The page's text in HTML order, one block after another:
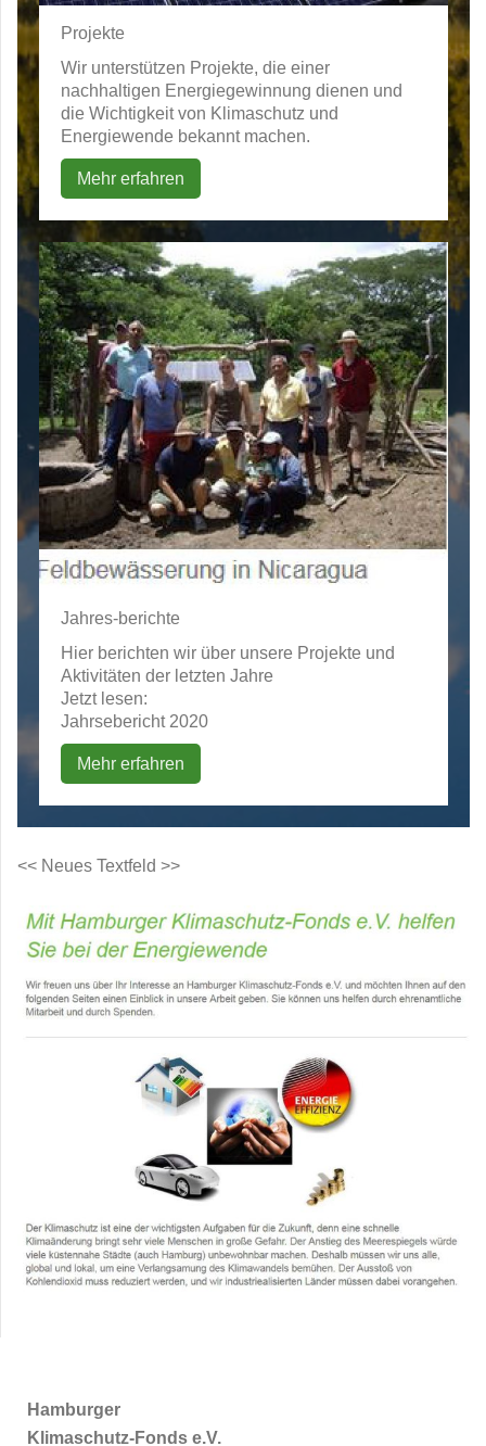
Projekte
Wir unterstützen Projekte, die einer
nachhaltigen Energiegewinnung dienen und
die Wichtigkeit von Klimaschutz und
Energiewende bekannt machen.
Mehr erfahren
Jahres-berichte
Hier berichten wir über unsere Projekte und
Aktivitäten der letzten Jahre
Jetzt lesen:
Jahrsebericht 2020
Mehr erfahren
<< Neues Textfeld >>
Hamburger
Klimaschutz-Fonds e.V.